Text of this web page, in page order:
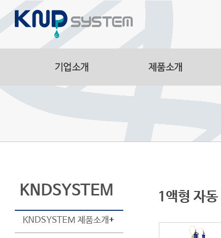
Manufacturing
Smart Logistics
KNDSYSTEM
KNDSYSTEM 제품소개+
1액형 자